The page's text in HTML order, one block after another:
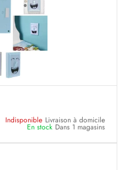
Indisponible Livraison à domicile
En stock Dans 1 magasins